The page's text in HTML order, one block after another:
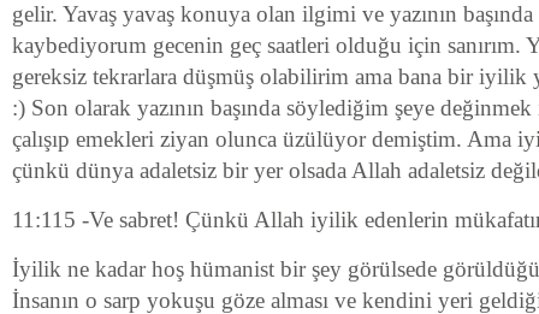
gelir. Yavaş yavaş konuya olan ilgimi ve yazının
kaybediyorum gecenin geç saatleri olduğu için sanırım.
gereksiz tekrarlara düşmüş olabilirim ama bana bir iyilik
:) Son olarak yazının başında söylediğim şeye
çalışıp emekleri ziyan olunca üzülüyor demiştim. Ama
çünkü dünya adaletsiz bir yer olsada Allah adaletsiz
11:115 -Ve sabret! Çünkü Allah iyilik edenlerin
İyilik ne kadar hoş hümanist bir şey görülsede
İnsanın o sarp yokuşu göze alması ve kendini yeri